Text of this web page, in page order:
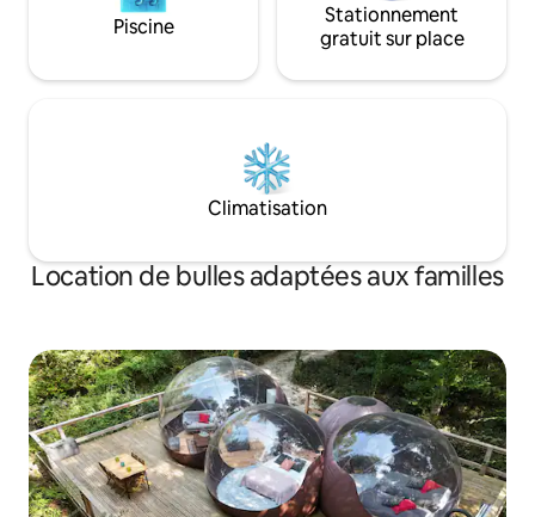
Piscine
Stationnement
gratuit sur place
Climatisation
Location de bulles adaptées aux familles